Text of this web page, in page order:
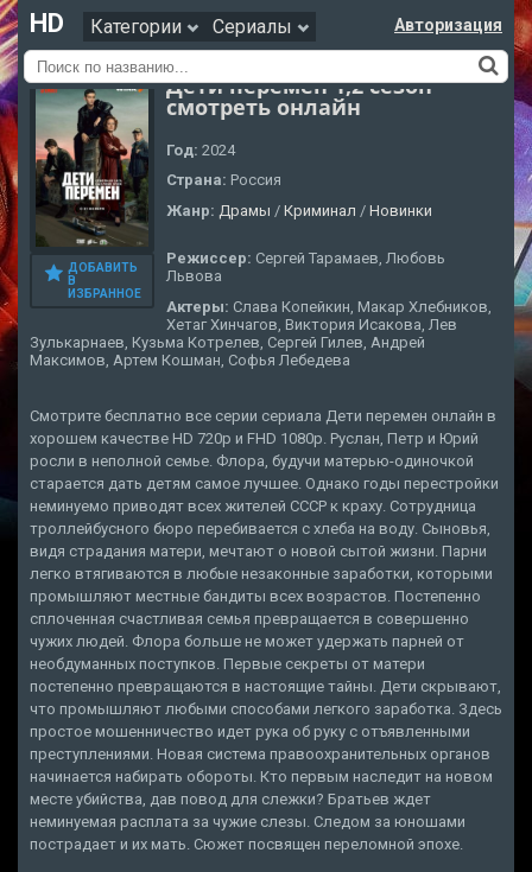
HD Категории Сериалы Авторизация
ДОБАВИТЬ
В
ИЗБРАННОЕ
Дети перемен 1,2 сезон
смотреть онлайн
Год: 2024
Страна: Россия
Жанр: Драмы / Криминал / Новинки
Режиссер: Сергей Тарамаев, Любовь
Львова
Актеры: Слава Копейкин, Макар Хлебников,
Хетаг Хинчагов, Виктория Исакова, Лев
Зулькарнаев, Кузьма Котрелев, Сергей Гилев, Андрей
Максимов, Артем Кошман, Софья Лебедева
Смотрите бесплатно все серии сериала Дети перемен онлайн в
хорошем качестве HD 720p и FHD 1080p. Руслан, Петр и Юрий
росли в неполной семье. Флора, будучи матерью-одиночкой
старается дать детям самое лучшее. Однако годы перестройки
неминуемо приводят всех жителей СССР к краху. Сотрудница
троллейбусного бюро перебивается с хлеба на воду. Сыновья,
видя страдания матери, мечтают о новой сытой жизни. Парни
легко втягиваются в любые незаконные заработки, которыми
промышляют местные бандиты всех возрастов. Постепенно
сплоченная счастливая семья превращается в совершенно
чужих людей. Флора больше не может удержать парней от
необдуманных поступков. Первые секреты от матери
постепенно превращаются в настоящие тайны. Дети скрывают,
что промышляют любыми способами легкого заработка. Здесь
простое мошенничество идет рука об руку с отъявленными
преступлениями. Новая система правоохранительных органов
начинается набирать обороты. Кто первым наследит на новом
месте убийства, дав повод для слежки? Братьев ждет
неминуемая расплата за чужие слезы. Следом за юношами
пострадает и их мать. Сюжет посвящен переломной эпохе.